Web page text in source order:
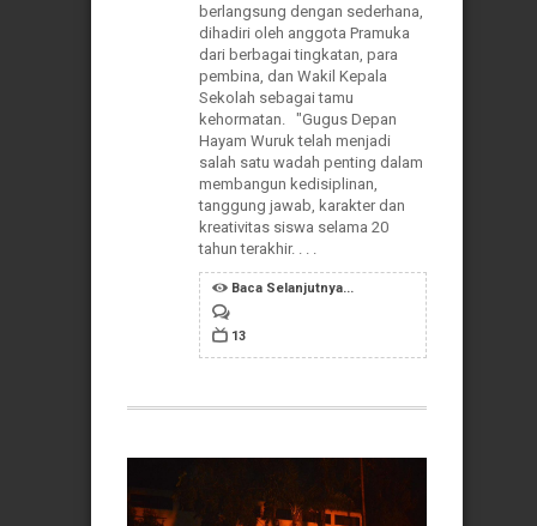
berlangsung dengan sederhana,
dihadiri oleh anggota Pramuka
dari berbagai tingkatan, para
pembina, dan Wakil Kepala
Sekolah sebagai tamu
kehormatan. "Gugus Depan
Hayam Wuruk telah menjadi
salah satu wadah penting dalam
membangun kedisiplinan,
tanggung jawab, karakter dan
kreativitas siswa selama 20
tahun terakhir. . . .
Baca Selanjutnya...
13